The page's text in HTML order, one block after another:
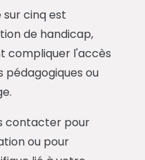
sur cinq est
de handicap,
compliquer l'accès
pédagogiques ou
contacter pour
ou pour